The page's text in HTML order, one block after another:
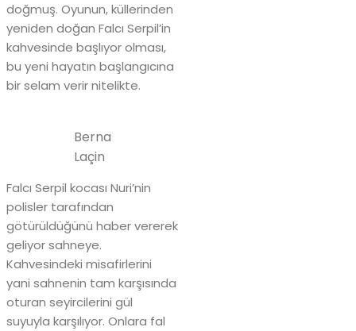
doğmuş. Oyunun, küllerinden
yeniden doğan Falcı Serpil’in
kahvesinde başlıyor olması,
bu yeni hayatın başlangıcına
bir selam verir nitelikte.
Berna
Laçin
Falcı Serpil kocası Nuri’nin
polisler tarafından
götürüldüğünü haber vererek
geliyor sahneye.
Kahvesindeki misafirlerini
yani sahnenin tam karşısında
oturan seyircilerini gül
suyuyla karşılıyor. Onlara fal